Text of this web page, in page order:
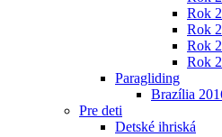
Rok
Rok
Rok
Rok
Paragliding
Brazília
Pre deti
Detské ihriská